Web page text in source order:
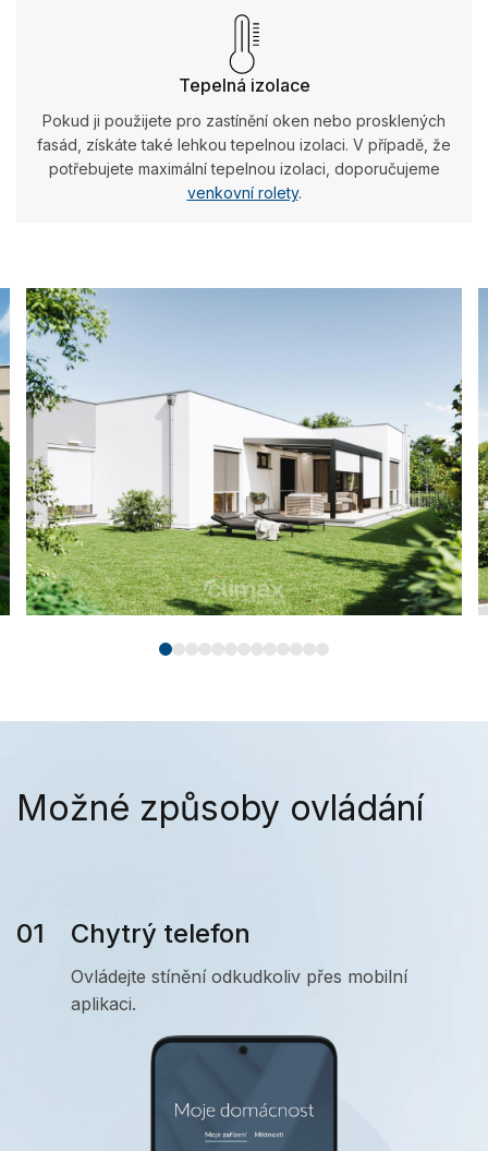
Tepelná izolace
Pokud ji použijete pro zastínění oken nebo prosklených
fasád, získáte také lehkou tepelnou izolaci. V případě, že
potřebujete maximální tepelnou izolaci, doporučujeme
venkovní rolety.
Možné způsoby ovládání
Chytrý telefon
Ovládejte stínění odkudkoliv přes mobilní
aplikaci.